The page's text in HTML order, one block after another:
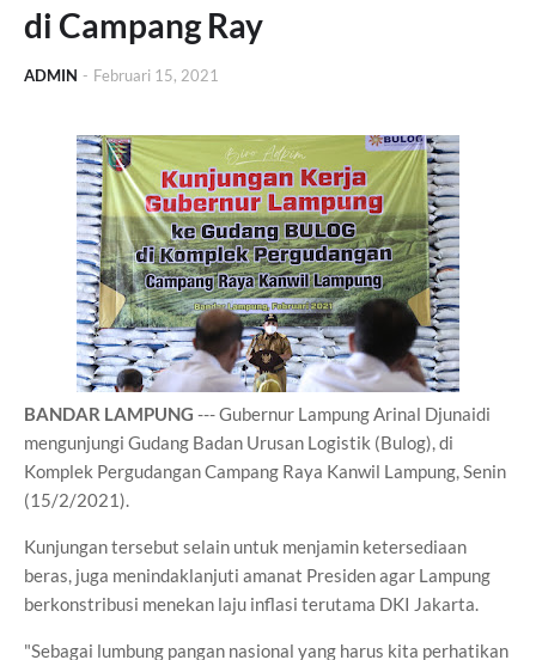
di Campang Ray
ADMIN - Februari 15, 2021
BANDAR LAMPUNG --- Gubernur Lampung Arinal Djunaidi
mengunjungi Gudang Badan Urusan Logistik (Bulog), di
Komplek Pergudangan Campang Raya Kanwil Lampung, Senin
(15/2/2021).
Kunjungan tersebut selain untuk menjamin ketersediaan
beras, juga menindaklanjuti amanat Presiden agar Lampung
berkonstribusi menekan laju inflasi terutama DKI Jakarta.
"Sebagai lumbung pangan nasional yang harus kita perhatikan